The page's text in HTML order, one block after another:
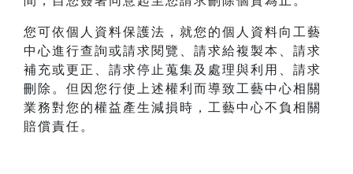
您可依個人資料保護法，就您的個人資料向工藝
中心進行查詢或請求閱覽、請求給複製本、請求
補充或更正、請求停止蒐集及處理與利用、請求
刪除。但因您行使上述權利而導致工藝中心相關
業務對您的權益產生減損時，工藝中心不負相關
賠償責任。